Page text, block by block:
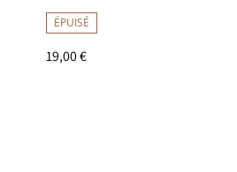
ÉPUISÉ
19,00 €